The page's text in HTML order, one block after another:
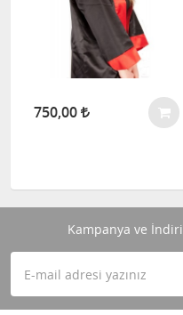
750,00
Kampanya ve